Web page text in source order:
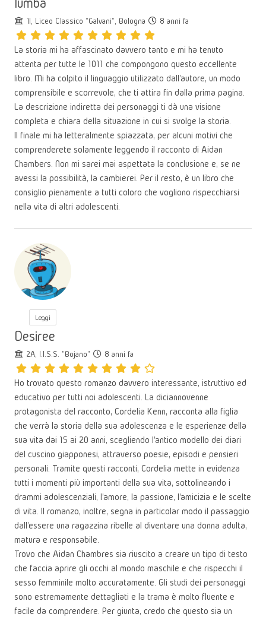
lumba
1I, Liceo Classico "Galvani", Bologna 8 anni fa
La storia mi ha affascinato davvero tanto e mi ha tenuto
attenta per tutte le 1011 che compongono questo eccellente
libro. Mi ha colpito il linguaggio utilizzato dall'autore, un modo
comprensibile e scorrevole, che ti attira fin dalla prima pagina.
La descrizione indiretta dei personaggi ti dà una visione
completa e chiara della situazione in cui si svolge la storia.
Il finale mi ha letteralmente spiazzata, per alcuni motivi che
comprenderete solamente leggendo il racconto di Aidan
Chambers. Non mi sarei mai aspettata la conclusione e, se ne
avessi la possibilità, la cambierei. Per il resto, è un libro che
consiglio pienamente a tutti coloro che vogliono rispecchiarsi
nella vita di altri adolescenti.
Leggi
Desiree
2A, I.I.S.S. "Bojano" 8 anni fa
Ho trovato questo romanzo davvero interessante, istruttivo ed
educativo per tutti noi adolescenti. La diciannovenne
protagonista del racconto, Cordelia Kenn, racconta alla figlia
che verrà la storia della sua adolescenza e le esperienze della
sua vita dai 15 ai 20 anni, scegliendo l'antico modello dei diari
del cuscino giapponesi, attraverso poesie, episodi e pensieri
personali. Tramite questi racconti, Cordelia mette in evidenza
tutti i momenti più importanti della sua vita, sottolineando i
drammi adolescenziali, l'amore, la passione, l'amicizia e le scelte
di vita. Il romanzo, inoltre, segna in particolar modo il passaggio
dall'essere una ragazzina ribelle al diventare una donna adulta,
matura e responsabile.
Trovo che Aidan Chambres sia riuscito a creare un tipo di testo
che faccia aprire gli occhi al mondo maschile e che rispecchi il
sesso femminile molto accuratamente. Gli studi dei personaggi
sono estremamente dettagliati e la trama è molto fluente e
facile da comprendere. Per giunta, credo che questo sia un